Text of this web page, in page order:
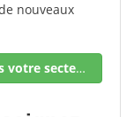
nouveaux
Trouver de nouveaux chantiers dans votre secteur !